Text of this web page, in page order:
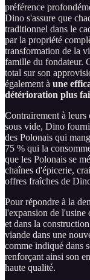
préférence
Dino s'assure que
traditionnel dans le
par la propriété
transformation de la
famille du fondateur.
total sur son
également à une
détérioration plus
Contrairement à leurs
sous vide, Dino
des Polonais qui
75 % qui la
que les Polonais se
chaînes d'épicerie,
offres fraîches de
Pour répondre à la
l'expansion de l'usine
et dans la
viande dans une
comme indiqué dans
renforçant ainsi son
haute qualité.